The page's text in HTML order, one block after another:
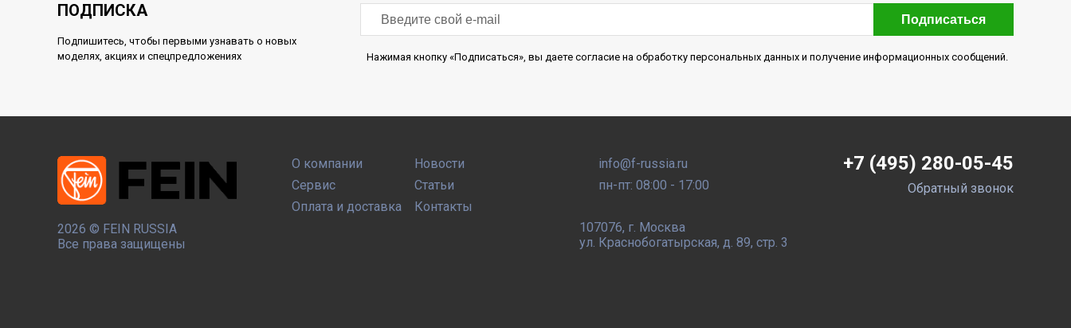
ПОДПИСКА
Подпишитесь, чтобы первыми узнавать о новых
моделях, акциях и спецпредложениях
Подписаться
Нажимая кнопку «Подписаться», вы даете согласие на обработку персональных данных и получение информационных сообщений.
2026 © FEIN RUSSIA
Все права защищены
О компании
Сервис
Оплата и доставка
Новости
Статьи
Контакты
info@f-russia.ru
пн-пт: 08:00 - 17:00
107076, г. Москва
ул. Краснобогатырская, д. 89, стр. 3
+7 (495) 280-05-45
Обратный звонок